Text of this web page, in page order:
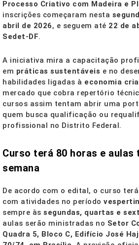
Processo Criativo com Madeira e
inscrições começaram nesta
abril de 2026, e seguem até 22 de
Sedet-DF.
A iniciativa mira a capacitação
em práticas sustentáveis e no
habilidades ligadas à economia
mercado que cobra repertório
cursos assim tentam abrir uma
quem busca qualificação ou
profissional no Distrito Federal.
Curso terá 80 horas e aulas
semana
De acordo com o edital, o curso terá
com atividades no período
sempre às segundas, quartas e
aulas serão ministradas no Setor
Quadra 5, Bloco C, Edifício José